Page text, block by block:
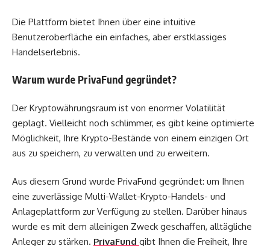
Die Plattform bietet Ihnen über eine intuitive
Benutzeroberfläche ein einfaches, aber erstklassiges
Handelserlebnis.
Warum wurde PrivaFund gegründet?
Der Kryptowährungsraum ist von enormer Volatilität
geplagt. Vielleicht noch schlimmer, es gibt keine optimierte
Möglichkeit, Ihre Krypto-Bestände von einem einzigen Ort
aus zu speichern, zu verwalten und zu erweitern.
Aus diesem Grund wurde PrivaFund gegründet: um Ihnen
eine zuverlässige Multi-Wallet-Krypto-Handels- und
Anlageplattform zur Verfügung zu stellen. Darüber hinaus
wurde es mit dem alleinigen Zweck geschaffen, alltägliche
Anleger zu stärken. PrivaFund gibt Ihnen die Freiheit, Ihre